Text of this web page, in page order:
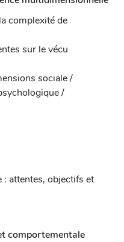
complexité de
sur le vécu
sociale /
/
attentes, objectifs et
comportementale